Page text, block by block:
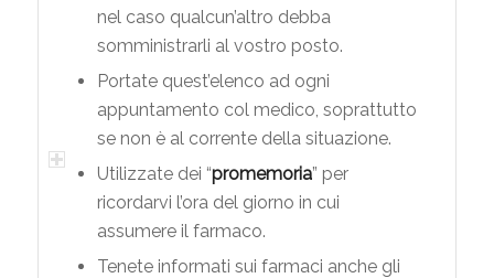
nel caso qualcun’altro debba
somministrarli al vostro posto.
Portate quest’elenco ad ogni
appuntamento col medico, soprattutto
se non è al corrente della situazione.
Utilizzate dei “promemoria” per
ricordarvi l’ora del giorno in cui
assumere il farmaco.
Tenete informati sui farmaci anche gli